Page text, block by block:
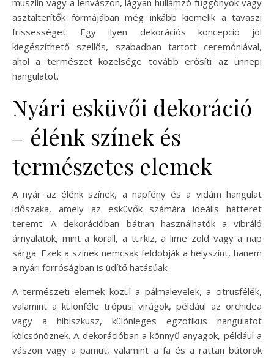
asztalterítők formájában még inkább kiemelik a tavaszi
frissességet. Egy ilyen dekorációs koncepció jól
kiegészíthető szellős, szabadban tartott ceremóniával,
ahol a természet közelsége tovább erősíti az ünnepi
hangulatot.
Nyári esküvői dekoráció
– élénk színek és
természetes elemek
A nyár az élénk színek, a napfény és a vidám hangulat
időszaka, amely az esküvők számára ideális hátteret
teremt. A dekorációban bátran használhatók a vibráló
árnyalatok, mint a korall, a türkiz, a lime zöld vagy a nap
sárga. Ezek a színek nemcsak feldobják a helyszínt, hanem
a nyári forróságban is üdítő hatásúak.
A természeti elemek közül a pálmalevelek, a citrusfélék,
valamint a különféle trópusi virágok, például az orchidea
vagy a hibiszkusz, különleges egzotikus hangulatot
kölcsönöznek. A dekorációban a könnyű anyagok, például a
vászon vagy a pamut, valamint a fa és a rattan bútorok